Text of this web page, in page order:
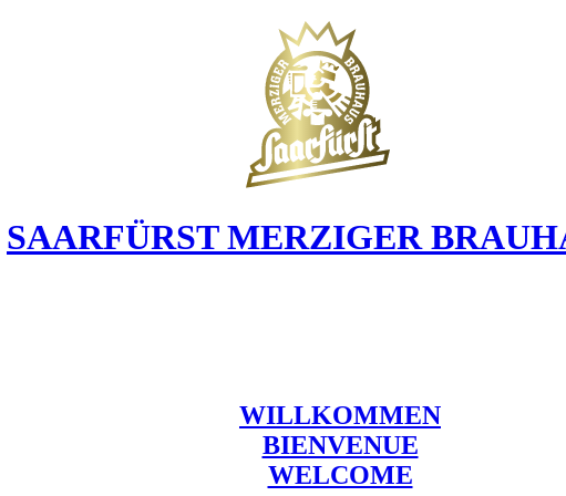
SAARFÜRST MERZIGER
WILLKOMMEN
BIENVENUE
WELCOME